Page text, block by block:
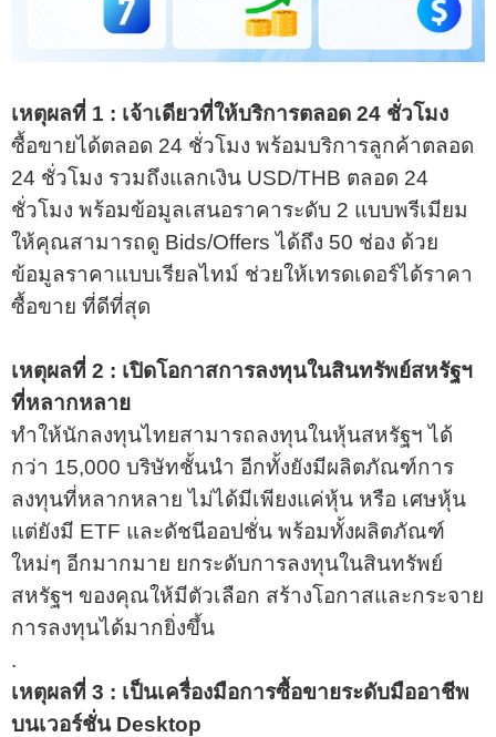
เหตุผลที่ 1 : เจ้าเดียวที่ให้บริการตลอด 24 ชั่วโมง
ซื้อขายได้ตลอด 24 ชั่วโมง พร้อมบริการลูกค้าตลอด
24 ชั่วโมง รวมถึงแลกเงิน USD/THB ตลอด 24
ชั่วโมง พร้อมข้อมูลเสนอราคาระดับ 2 แบบพรีเมียม
ให้คุณสามารถดู Bids/Offers ได้ถึง 50 ช่อง ด้วย
ข้อมูลราคาแบบเรียลไทม์ ช่วยให้เทรดเดอร์ได้ราคา
ซื้อขาย ที่ดีที่สุด
เหตุผลที่ 2 : เปิดโอกาสการลงทุนในสินทรัพย์สหรัฐฯ
ที่หลากหลาย
ทำให้นักลงทุนไทยสามารถลงทุนในหุ้นสหรัฐฯ ได้
กว่า 15,000 บริษัทชั้นนำ อีกทั้งยังมีผลิตภัณฑ์การ
ลงทุนที่หลากหลาย ไม่ได้มีเพียงแค่หุ้น หรือ เศษหุ้น
แต่ยังมี ETF และดัชนีออปชั่น พร้อมทั้งผลิตภัณฑ์
ใหม่ๆ อีกมากมาย ยกระดับการลงทุนในสินทรัพย์
สหรัฐฯ ของคุณให้มีตัวเลือก สร้างโอกาสและกระจาย
การลงทุนได้มากยิ่งขึ้น
.
เหตุผลที่ 3 : เป็นเครื่องมือการซื้อขายระดับมืออาชีพ
บนเวอร์ชั่น Desktop